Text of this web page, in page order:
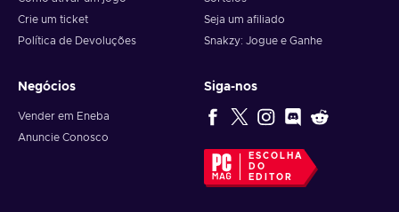
Crie um ticket
Política de Devoluções
Seja um afiliado
Snakzy: Jogue e Ganhe
Negócios
Vender em Eneba
Anuncie Conosco
Siga-nos
ESCOLHA
DO
EDITOR